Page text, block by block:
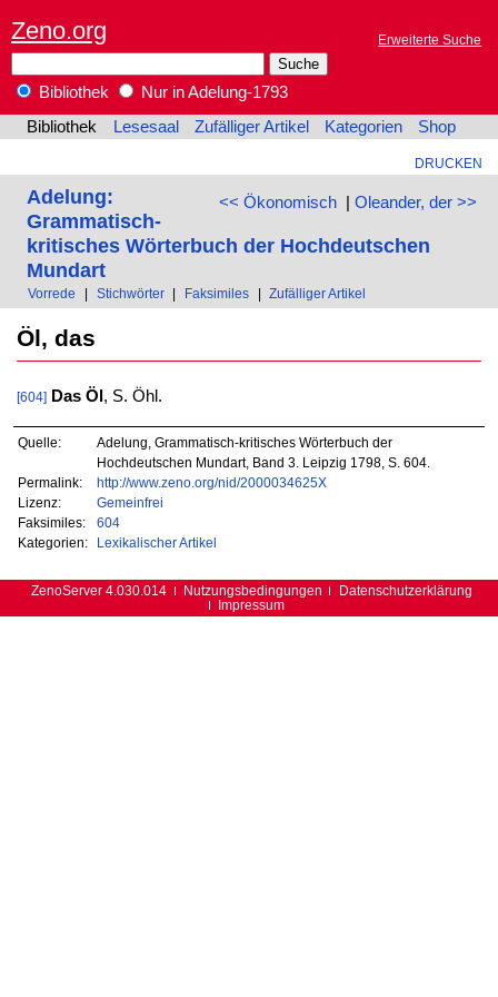
Zeno.org Erweiterte Suche
Bibliothek
Nur in Adelung-1793
Bibliothek
Lesesaal Zufälliger Artikel Kategorien Shop
DRUCKEN
<< Ökonomisch| Oleander, der >>
Adelung:
Grammatisch-
kritisches Wörterbuch der Hochdeutschen
Mundart
Vorrede Stichwörter Faksimiles Zufälliger Artikel
Öl, das
[604] Das Öl , S. Öhl.
Quelle:
Adelung, Grammatisch-kritisches Wörterbuch der
Hochdeutschen Mundart, Band 3. Leipzig 1798, S. 604.
Permalink:
http://www.zeno.org/nid/2000034625X
Lizenz:
Gemeinfrei
Faksimiles:
604
Kategorien:
Lexikalischer Artikel
ZenoServer 4.030.014 Nutzungsbedingungen
Datenschutzerklärung
Impressum